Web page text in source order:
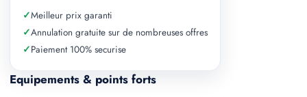
Equipements & points forts
✓Meilleur prix garanti
✓Annulation gratuite sur de nombreuses offres
✓Paiement 100% securise